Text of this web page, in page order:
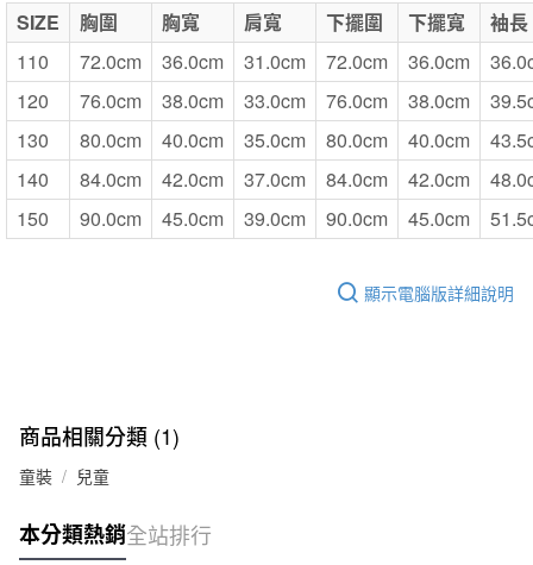
SIZE 胸圍 胸寬 肩寬 下擺圍 下擺寬
袖長
110
72.0cm 36.0cm 31.0cm 72.0cm 36.0cm
120
76.0cm 38.0cm 33.0cm 76.0cm 38.0cm
130
80.0cm 40.0cm 35.0cm 80.0cm 40.0cm
140
84.0cm 42.0cm 37.0cm 84.0cm 42.0cm
150
90.0cm 45.0cm 39.0cm 90.0cm 45.0cm
顯示電腦版詳細說明
商品相關分類 (1)
童裝 兒童
本分類熱銷全站排行